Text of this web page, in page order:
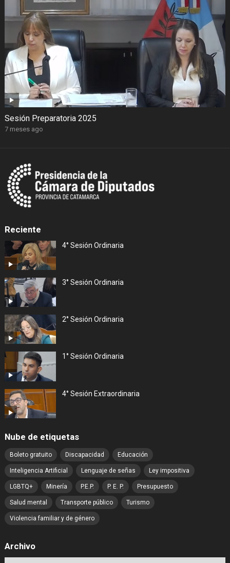
Sesión Preparatoria 2025
7 meses ago
Reciente
4° Sesión Ordinaria
3° Sesión Ordinaria
2° Sesión Ordinaria
1° Sesión Ordinaria
4° Sesión Extraordinaria
Nube de etiquetas
Boleto gratuito Discapacidad Educación
Inteligencia Artificial Lenguaje de señas Ley impositiva
LGBTQ+ Minería P.E.P. P. E. P. Presupuesto
Salud mental Transporte público Turismo
Violencia familiar y de género
Archivo